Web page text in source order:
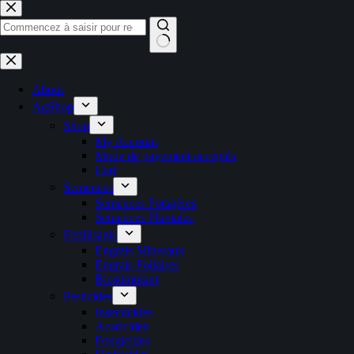
Passer
au
contenu
Aucun
résultat
About
AgShop
Shop
My Account
Mode de payement acceptés
Cart
Semences
Semences Potagères
Semences Pluviales
Fertilisants
Engrais Mineraux
Engrais Foliaires
Biostimulant
Pesticides
Insecticides
Acaricides
Fongicides